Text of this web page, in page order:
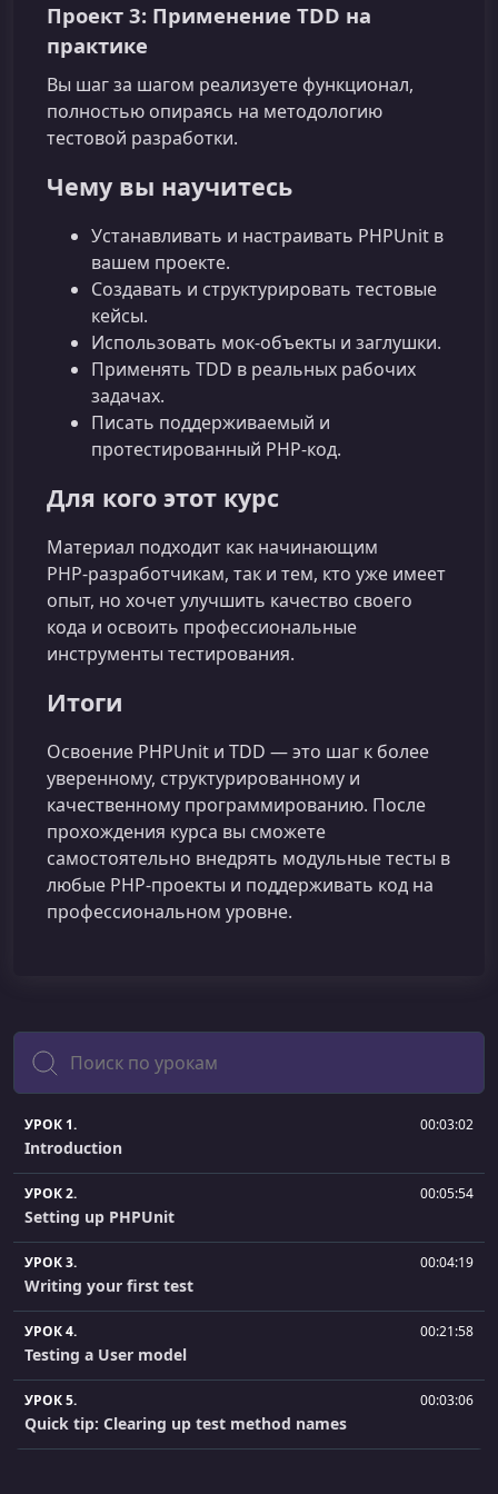
Проект 3: Применение TDD на
практике
Вы шаг за шагом реализуете функционал,
полностью опираясь на методологию
тестовой разработки.
Чему вы научитесь
Устанавливать и настраивать PHPUnit в
вашем проекте.
Создавать и структурировать тестовые
кейсы.
Использовать мок-объекты и заглушки.
Применять TDD в реальных рабочих
задачах.
Писать поддерживаемый и
протестированный PHP‑код.
Для кого этот курс
Материал подходит как начинающим
PHP‑разработчикам, так и тем, кто уже имеет
опыт, но хочет улучшить качество своего
кода и освоить профессиональные
инструменты тестирования.
Итоги
Освоение PHPUnit и TDD — это шаг к более
уверенному, структурированному и
качественному программированию. После
прохождения курса вы сможете
самостоятельно внедрять модульные тесты в
любые PHP‑проекты и поддерживать код на
профессиональном уровне.
Поиск
УРОК 1. 00:03:02
Introduction
УРОК 2. 00:05:54
Setting up PHPUnit
УРОК 3. 00:04:19
Writing your first test
УРОК 4. 00:21:58
Testing a User model
УРОК 5. 00:03:06
Quick tip: Clearing up test method names